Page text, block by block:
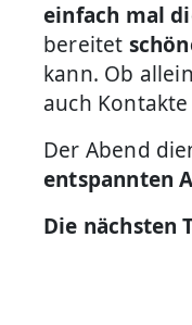
einfach mal
bereitet
kann. Ob
auch
Der Abend
entspannten
Die nächsten